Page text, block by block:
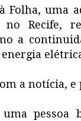
Folha, uma
Recife,
a
a notícia,
pessoa